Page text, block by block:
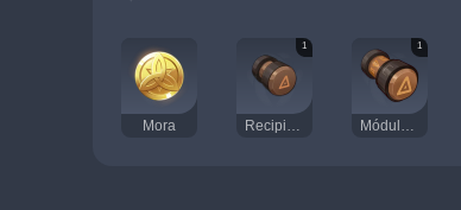
Mora
1
Recipiente do Caos
1
Módulo do Caos